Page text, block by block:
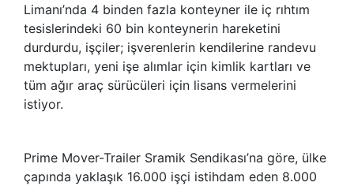
Limanı’nda 4 binden fazla konteyner ile iç rıhtım
tesislerindeki 60 bin konteynerin hareketini
durdurdu, işçiler; işverenlerin kendilerine randevu
mektupları, yeni işe alımlar için kimlik kartları ve
tüm ağır araç sürücüleri için lisans vermelerini
istiyor.
Prime Mover-Trailer Sramik Sendikası’na göre, ülke
çapında yaklaşık 16.000 işçi istihdam eden 8.000